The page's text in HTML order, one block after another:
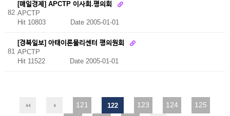
82
[매일경제] APCTP 이사회.평의회
APCTP
Hit 10803
Date 2005-01-01
81
[경북일보] 아태이론물리센터 평의원회
APCTP
Hit 11522
Date 2005-01-01
121 122 123 124
125